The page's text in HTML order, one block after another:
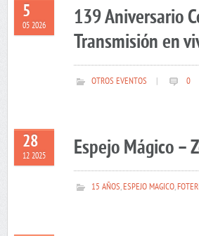
5
05 2026
139 Aniversario
Transmisión en
OTROS EVENTOS 0
28
12 2025 Espejo Mágico –
15 AÑOS,ESPEJO MAGICO,